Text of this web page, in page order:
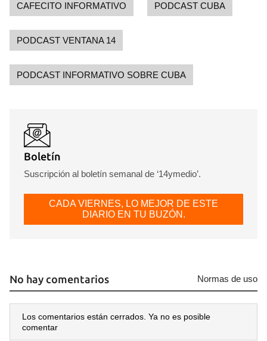
CAFECITO INFORMATIVO PODCAST CUBA
PODCAST VENTANA 14
PODCAST INFORMATIVO SOBRE CUBA
Boletín
Suscripción al boletín semanal de ‘14ymedio’.
CADA VIERNES, LO MEJOR DE ESTE
DIARIO EN TU BUZÓN.
No hay comentarios Normas de uso
Los comentarios están cerrados. Ya no es posible
comentar